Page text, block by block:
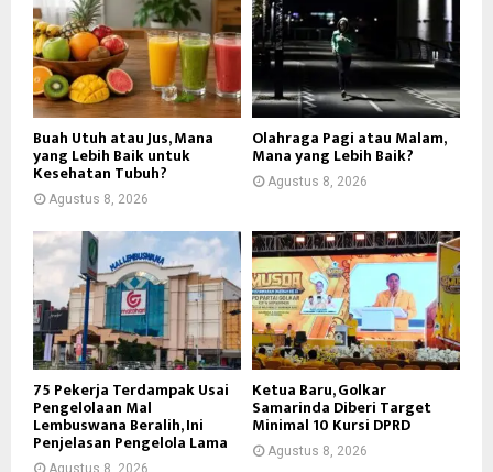
Buah Utuh atau Jus, Mana
yang Lebih Baik untuk
Kesehatan Tubuh?
Agustus 8, 2026
Olahraga Pagi atau Malam,
Mana yang Lebih Baik?
Agustus 8, 2026
75 Pekerja Terdampak Usai
Pengelolaan Mal
Lembuswana Beralih, Ini
Penjelasan Pengelola Lama
Ketua Baru, Golkar
Samarinda Diberi Target
Minimal 10 Kursi DPRD
Agustus 8, 2026